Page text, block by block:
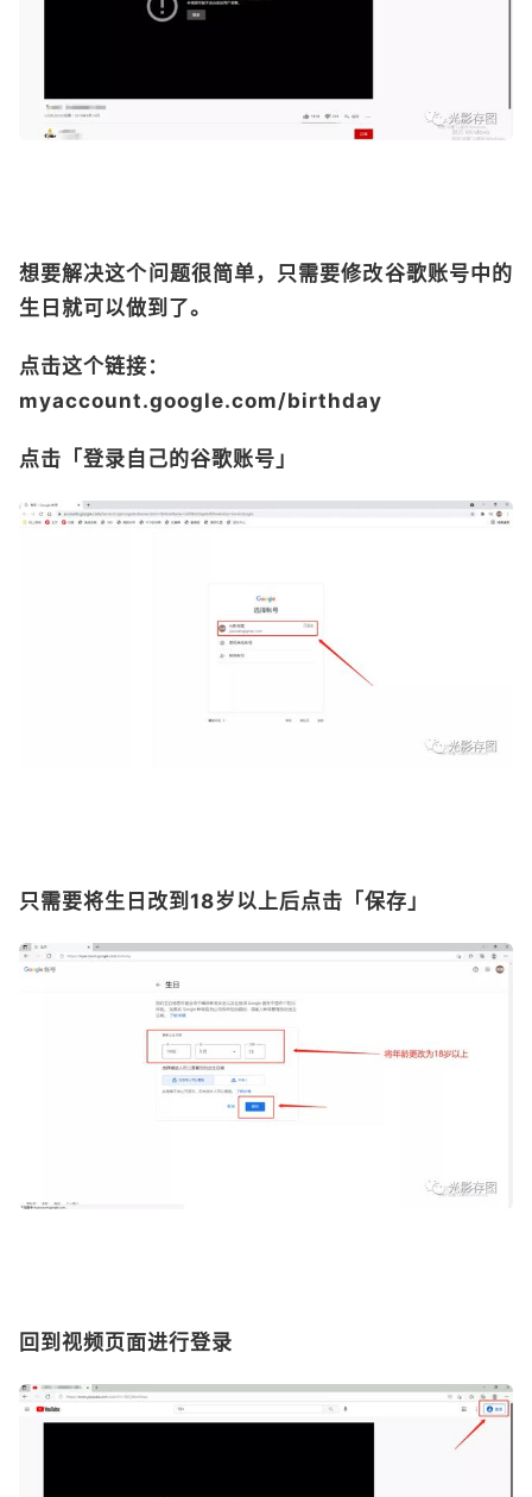
想要解决这个问题很简单，只需要修改谷歌账号中的
生日就可以做到了。
点击这个链接：
myaccount.google.com/birthday
点击「登录自己的谷歌账号」
只需要将生日改到18岁以上后点击「保存」
回到视频页面进行登录